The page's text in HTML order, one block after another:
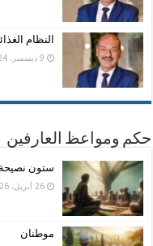
النظام
9 ديسمبر، 2024
حكم ومواعظ العارفين
ستون نصيحة
26 أبريل، 2026
موطنان